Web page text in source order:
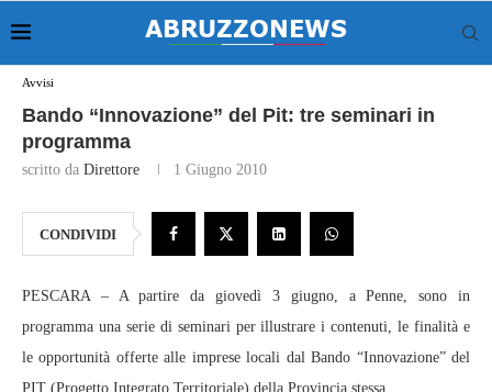
Avvisi
Bando “Innovazione” del Pit: tre seminari in
programma
scritto da Direttore 1 Giugno 2010
CONDIVIDI
PESCARA – A partire da giovedì 3 giugno, a Penne, sono in
programma una serie di seminari per illustrare i contenuti, le finalità e
le opportunità offerte alle imprese locali dal Bando “Innovazione” del
PIT (Progetto Integrato Territoriale) della Provincia stessa.